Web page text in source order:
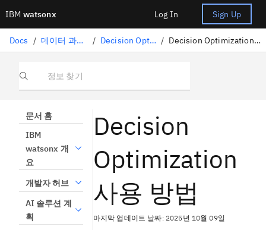
IBM watsonx Log In Sign Up
Docs / 데이터 과학 솔루션 / Decision Optimization / Decision Optimization을 사용하는 방법
정보 찾기
문서 홈
IBM
watsonx 개
요
개발자 허브
AI 솔루션 계
획
Decision
Optimization
사용 방법
마지막 업데이트 날짜: 2025년 10월 09일